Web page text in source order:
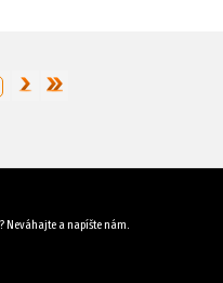
Neváhajte a napíšte nám.